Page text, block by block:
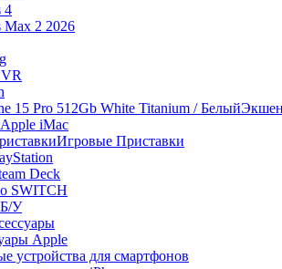
4
Max 2 2026
Apple iMac
Игровые Приставки
Deck
SWITCH
Б/У
Apple
устройства для смартфонов